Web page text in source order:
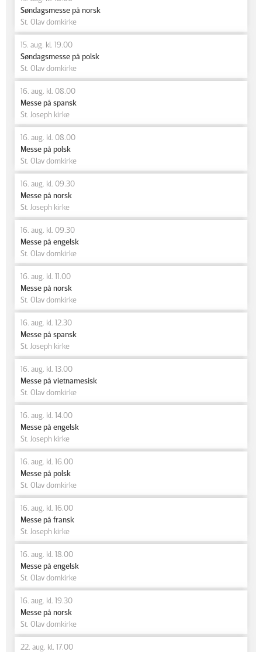
Søndagsmesse på norsk
St. Olav domkirke
15. aug. kl. 19.00
Søndagsmesse på polsk
St. Olav domkirke
16. aug. kl. 08.00
Messe på spansk
St. Joseph kirke
16. aug. kl. 08.00
Messe på polsk
St. Olav domkirke
16. aug. kl. 09.30
Messe på norsk
St. Joseph kirke
16. aug. kl. 09.30
Messe på engelsk
St. Olav domkirke
16. aug. kl. 11.00
Messe på norsk
St. Olav domkirke
16. aug. kl. 12.30
Messe på spansk
St. Joseph kirke
16. aug. kl. 13.00
Messe på vietnamesisk
St. Olav domkirke
16. aug. kl. 14.00
Messe på engelsk
St. Joseph kirke
16. aug. kl. 16.00
Messe på polsk
St. Olav domkirke
16. aug. kl. 16.00
Messe på fransk
St. Joseph kirke
16. aug. kl. 18.00
Messe på engelsk
St. Olav domkirke
16. aug. kl. 19.30
Messe på norsk
St. Olav domkirke
22. aug. kl. 17.00